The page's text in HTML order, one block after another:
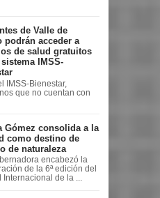
de Valle de
podrán acceder a
de salud gratuitos
IMSS-
IMSS-Bienestar,
que no cuentan con
Gómez consolida a la
como destino de
de naturaleza
encabezó la
de la 6ª edición del
Internacional de la ...